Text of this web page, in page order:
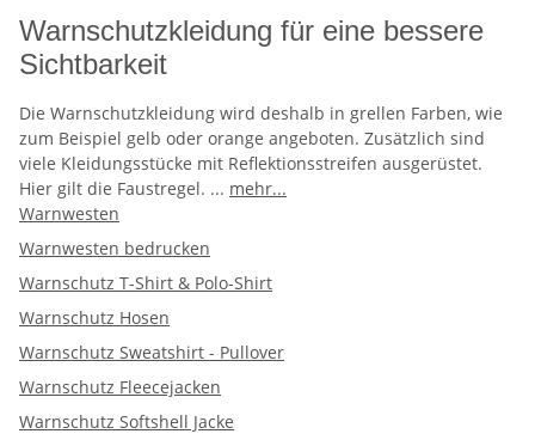
Warnschutzkleidung für eine bessere
Sichtbarkeit
Die Warnschutzkleidung wird deshalb in grellen Farben, wie
zum Beispiel gelb oder orange angeboten. Zusätzlich sind
viele Kleidungsstücke mit Reflektionsstreifen ausgerüstet.
Hier gilt die Faustregel. ... mehr...
Warnwesten
Warnwesten bedrucken
Warnschutz T-Shirt & Polo-Shirt
Warnschutz Hosen
Warnschutz Sweatshirt - Pullover
Warnschutz Fleecejacken
Warnschutz Softshell Jacke